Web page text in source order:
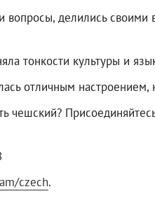
вопросы, делились
тонкости культуры и
отличным
чешский?
czech.